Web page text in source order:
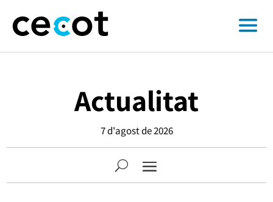
Actualitat
7 d'agost de 2026